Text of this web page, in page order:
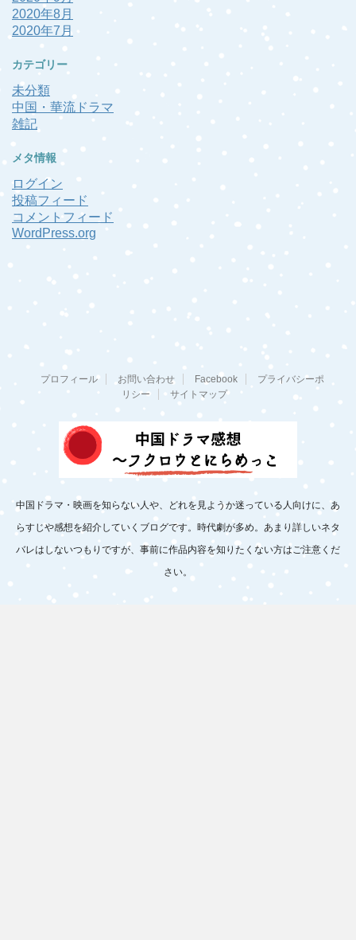
2020年8月
2020年7月
カテゴリー
未分類
中国・華流ドラマ
雑記
メタ情報
ログイン
投稿フィード
コメントフィード
WordPress.org
プロフィール お問い合わせ Facebook
プライバシーポ
リシー
サイトマップ
中国ドラマ・映画を知らない人や、どれを見ようか迷っている人向けに、あ
らすじや感想を紹介していくブログです。時代劇が多め。あまり詳しいネタ
バレはしないつもりですが、事前に作品内容を知りたくない方はご注意くだ
さい。